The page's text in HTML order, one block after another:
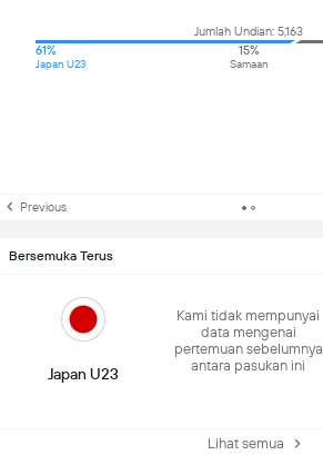
Jumlah Undian: 5,163
61%
Japan U23
15%
Samaan
Previous
Bersemuka Terus
Japan U23
Kami tidak mempunyai
data mengenai
pertemuan sebelumnya
antara pasukan ini
Lihat semua